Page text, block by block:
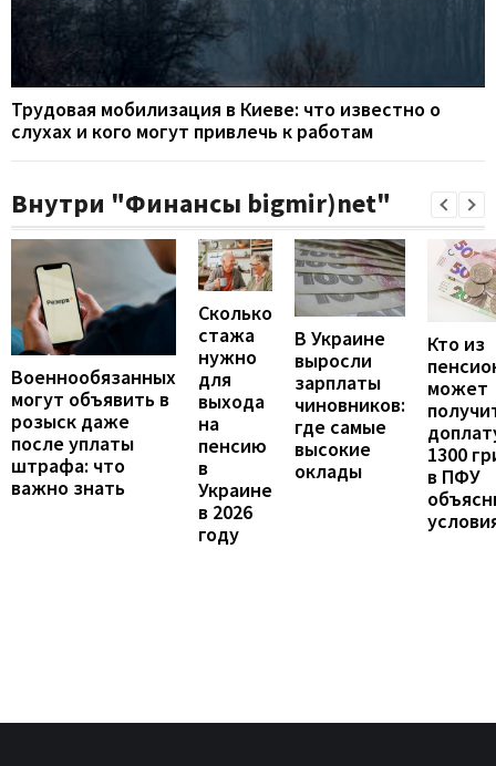
Трудовая мобилизация в Киеве: что известно о
слухах и кого могут привлечь к работам
Внутри "Финансы bigmir)net"
Военнообязанных
могут объявить в
розыск даже
после уплаты
штрафа: что
важно знать
Сколько
стажа
нужно
для
выхода
на
пенсию
в
Украине
в 2026
году
В Украине
выросли
зарплаты
чиновников:
где самые
высокие
оклады
Кто из
может
1300
в ПФУ